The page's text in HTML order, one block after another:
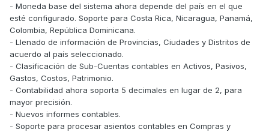
- Moneda base del sistema ahora depende del país en el que
esté configurado. Soporte para Costa Rica, Nicaragua, Panamá,
Colombia, República Dominicana.
- Llenado de información de Provincias, Ciudades y Distritos de
acuerdo al país seleccionado.
- Clasificación de Sub-Cuentas contables en Activos, Pasivos,
Gastos, Costos, Patrimonio.
- Contabilidad ahora soporta 5 decimales en lugar de 2, para
mayor precisión.
- Nuevos informes contables.
- Soporte para procesar asientos contables en Compras y